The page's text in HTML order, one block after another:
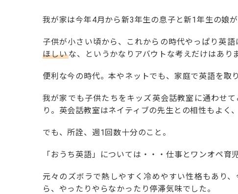
我が家は今年4月から新3年生の息子と新1年生の娘が
子供が小さい頃から、これからの時代やっぱり英語
ほしいな、というかなりアバウトな考えだけはあり
便利な今の時代。本やネットでも、家庭で英語を取
我が家でも子供たちをキッズ英会話教室に通わせ
り。英会話教室はネイティブの先生との相性もよく
でも、所詮、週1 回数十分のこと。
「おうち英語」については・・・仕事とワンオペ育
元々のズボラで熱しやすく冷めやすい性格もあり
ら、やったりやらなかったり停滞気味でした。